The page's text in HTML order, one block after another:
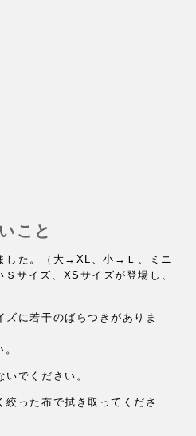
こと
した。（大→XL、小→Ｌ、ミニ
Ｓサイズ、XSサイズが登場し、
ズに若干のばらつきがありま
いでください。
絞った布で拭き取ってくださ